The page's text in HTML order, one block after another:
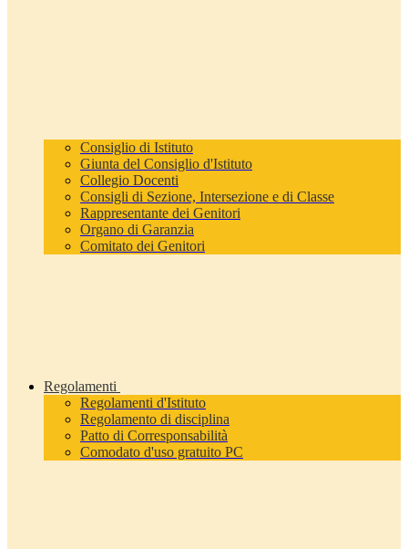
Consiglio di Istituto
Giunta del Consiglio d'Istituto
Collegio Docenti
Consigli di Sezione, Intersezione e di Classe
Rappresentante dei Genitori
Organo di Garanzia
Comitato dei Genitori
Regolamenti
Regolamenti d'Istituto
Regolamento di disciplina
Patto di Corresponsabilità
Comodato d'uso gratuito PC